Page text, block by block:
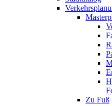
Zu Fuß